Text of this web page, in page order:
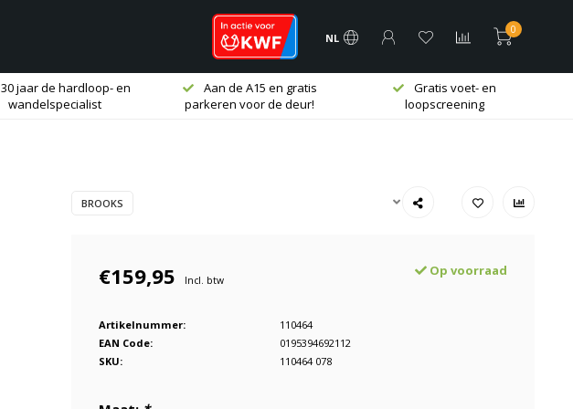
NL
0
30 jaar de hardloop- en
wandelspecialist
Aan de A15 en gratis
parkeren voor de deur!
Gratis voet- en
loopscreening
BROOKS
€159,95 Incl. btw
Op voorraad
Artikelnummer:
110464
EAN Code:
0195394692112
SKU:
110464 078